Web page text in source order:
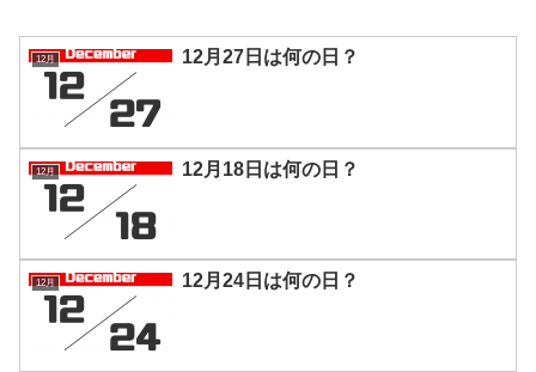
12月 12月27日は何の日？
12月 12月18日は何の日？
12月 12月24日は何の日？